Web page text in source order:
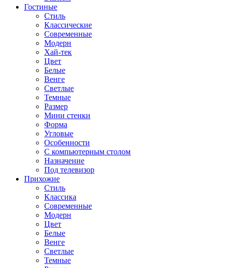
Гостиные
Стиль
Классические
Современные
Модерн
Хай-тек
Цвет
Белые
Венге
Светлые
Темные
Размер
Мини стенки
Форма
Угловые
Особенности
С компьютерным столом
Назначение
Под телевизор
Прихожие
Стиль
Классика
Современные
Модерн
Цвет
Белые
Венге
Светлые
Темные